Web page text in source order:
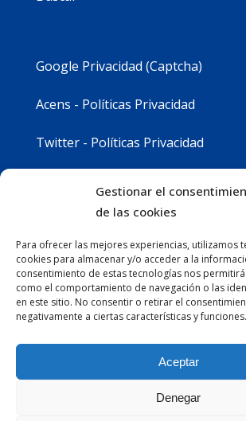
Gestionar el
de las cookies
Para ofrecer las mejores experiencias, utilizamos
cookies para almacenar y/o acceder a la
consentimiento de estas tecnologías nos
como el comportamiento de navegación o las
en este sitio. No consentir o retirar el
negativamente a ciertas características y funciones.
Aceptar
Denegar
Google Privacidad (Captcha)
Acens - Políticas Privacidad
Twitter - Políticas Privacidad
Instagram - Políticas Privacidad